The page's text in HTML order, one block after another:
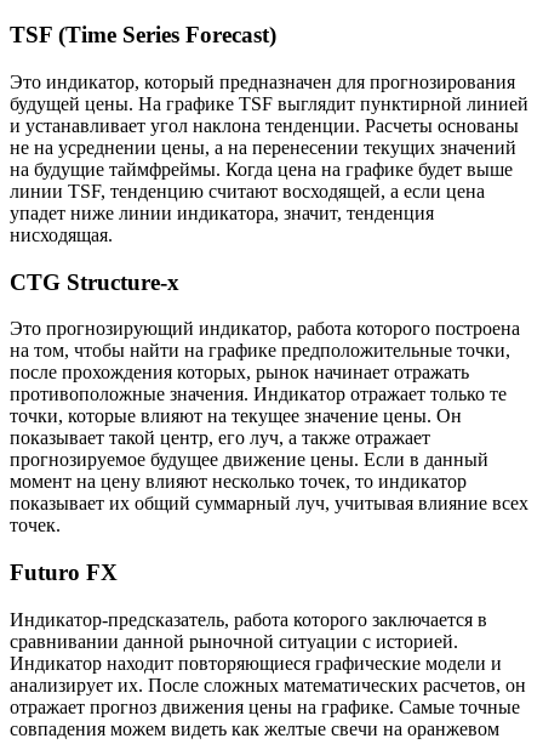
TSF (Time Series Forecast)
Это индикатор, который предназначен для прогнозирования
будущей цены. На графике TSF выглядит пунктирной линией
и устанавливает угол наклона тенденции. Расчеты основаны
не на усреднении цены, а на перенесении текущих значений
на будущие таймфреймы. Когда цена на графике будет выше
линии TSF, тенденцию считают восходящей, а если цена
упадет ниже линии индикатора, значит, тенденция
нисходящая.
CTG Structure-x
Это прогнозирующий индикатор, работа которого построена
на том, чтобы найти на графике предположительные точки,
после прохождения которых, рынок начинает отражать
противоположные значения. Индикатор отражает только те
точки, которые влияют на текущее значение цены. Он
показывает такой центр, его луч, а также отражает
прогнозируемое будущее движение цены. Если в данный
момент на цену влияют несколько точек, то индикатор
показывает их общий суммарный луч, учитывая влияние всех
точек.
Futuro FX
Индикатор-предсказатель, работа которого заключается в
сравнивании данной рыночной ситуации с историей.
Индикатор находит повторяющиеся графические модели и
анализирует их. После сложных математических расчетов, он
отражает прогноз движения цены на графике. Самые точные
совпадения можем видеть как желтые свечи на оранжевом